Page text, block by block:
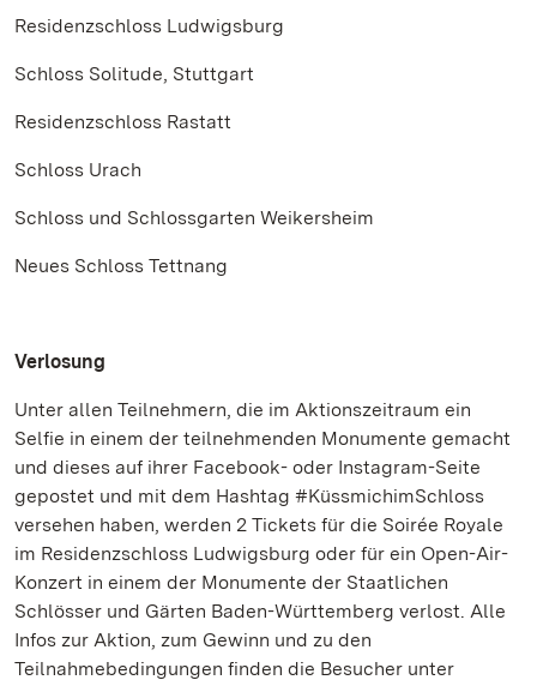
Residenzschloss Ludwigsburg
Schloss Solitude, Stuttgart
Residenzschloss Rastatt
Schloss Urach
Schloss und Schlossgarten Weikersheim
Neues Schloss Tettnang
Verlosung
Unter allen Teilnehmern, die im Aktionszeitraum ein
Selfie in einem der teilnehmenden Monumente gemacht
und dieses auf ihrer Facebook- oder Instagram-Seite
gepostet und mit dem Hashtag #KüssmichimSchloss
versehen haben, werden 2 Tickets für die Soirée Royale
im Residenzschloss Ludwigsburg oder für ein Open-Air-
Konzert in einem der Monumente der Staatlichen
Schlösser und Gärten Baden-Württemberg verlost. Alle
Infos zur Aktion, zum Gewinn und zu den
Teilnahmebedingungen finden die Besucher unter